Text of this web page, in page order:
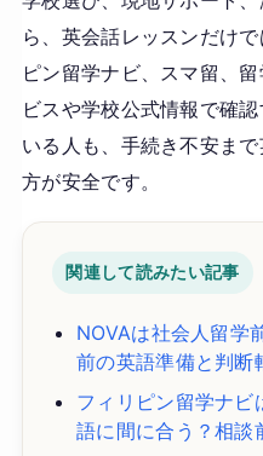
ら、英会話レッスンだけ
ピン留学ナビ、スマ留、
ビスや学校公式情報で確
いる人も、手続き不安ま
方が安全です。
関連して読みたい記事
NOVAは社会人留学
前の英語準備と判断
フィリピン留学ナ
語に間に合う？相談